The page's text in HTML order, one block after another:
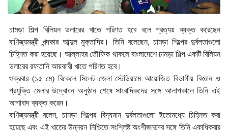
চামড়া শিল্প বিলিয়ন ডলারের খাতে পরিণত হবে বলে প্রত্যয় ব্যক্ত করেছেন
বাণিজ্যমন্ত্রী খন্দকার আব্দুল মুক্তাদির। তিনি বলেছেন, চামড়া শিল্পের দুর্বলতাগুলো
চিহ্নিত করা হয়েছে। আল্লাহর তৌফিক থাকলে বাংলাদেশে চামড়া শিল্প একটি বিলিয়ন
ডলারের রফতানি আয়কারী খাতে পরিণত হবে।
শুক্রবার (১৫ মে) বিকেলে সিলেট জেলা স্টেডিয়ামে আয়োজিত বিভাগীয় বিজ্ঞান ও
প্রযুক্তি মেলার উদ্বোধন অনুষ্ঠান শেষে সাংবাদিকদের সঙ্গে আলাপকালে তিনি এই
আশাবাদ ব্যক্ত করেন।
বাণিজ্যমন্ত্রী বলেন, চামড়া শিল্পের বিদ্যমান দুর্বলতাগুলো ইতোমধ্যে চিহ্নিত করা
হয়েছে এবং এই খাতের উন্নয়ন নিশ্চিতে সংশ্লিষ্ট অংশীজনদের সঙ্গে তিনি একাধিকবার